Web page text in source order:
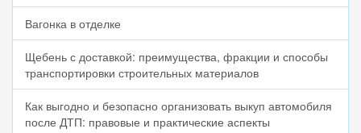
Вагонка в отделке
Щебень с доставкой: преимущества, фракции и способы
транспортировки строительных материалов
Как выгодно и безопасно организовать выкуп автомобиля
после ДТП: правовые и практические аспекты